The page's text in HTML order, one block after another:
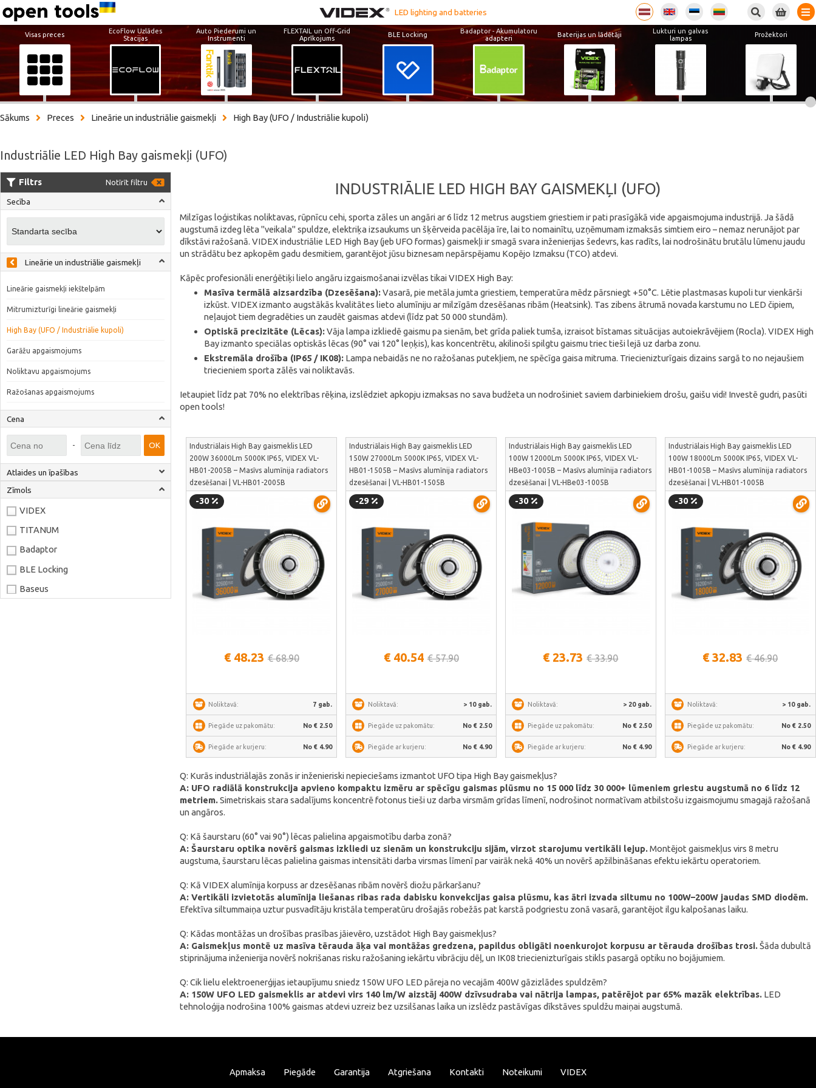
LED lighting and batteries
Visas preces
EcoFlow Uzlādes
Stacijas
Auto Piederumi un
Instrumenti
FLEXTAIL un Off-Grid
Aprīkojums
BLE Locking
Badaptor - Akumulatoru
adapteri
Baterijas un lādētāji
Lukturi un galvas
lampas
Prožektori
Sākums Preces Lineārie un industriālie gaismekļi High Bay (UFO / Industriālie kupoli)
Industriālie LED High Bay gaismekļi (UFO)
Filtrs Notīrīt filtru
Secība
Lineārie un industriālie gaismekļi
Lineārie gaismekļi iekštelpām
Mitrumizturīgi lineārie gaismekļi
High Bay (UFO / Industriālie kupoli)
Garāžu apgaismojums
Noliktavu apgaismojums
Ražošanas apgaismojums
Cena
- OK
Atlaides un īpašības
Zīmols
VIDEX
TITANUM
Badaptor
BLE Locking
Baseus
Ancel
INDUSTRIĀLIE LED HIGH BAY GAISMEKĻI (UFO)
Milzīgas loģistikas noliktavas, rūpnīcu cehi, sporta zāles un angāri ar 6 līdz 12 metrus augstiem griestiem ir pati prasīgākā vide apgaismojuma industrijā. Ja šādā
augstumā izdeg lēta "veikala" spuldze, elektriķa izsaukums un šķērveida pacēlāja īre, lai to nomainītu, uzņēmumam izmaksās simtiem eiro – nemaz nerunājot par
dīkstāvi ražošanā. VIDEX industriālie LED High Bay (jeb UFO formas) gaismekļi ir smagā svara inženierijas šedevrs, kas radīts, lai nodrošinātu brutālu lūmenu jaudu
un strādātu bez apkopēm gadu desmitiem, garantējot jūsu biznesam nepārspējamu Kopējo Izmaksu (TCO) atdevi.
Kāpēc profesionāli enerģētiķi lielo angāru izgaismošanai izvēlas tikai VIDEX High Bay:
Masīva termālā aizsardzība (Dzesēšana):Vasarā, pie metāla jumta griestiem, temperatūra mēdz pārsniegt +50°C. Lētie plastmasas kupoli tur vienkārši
izkūst. VIDEX izmanto augstākās kvalitātes lieto alumīniju ar milzīgām dzesēšanas ribām (Heatsink). Tas zibens ātrumā novada karstumu no LED čipiem,
neļaujot tiem degradēties un zaudēt gaismas atdevi (līdz pat 50 000 stundām).
Optiskā precizitāte (Lēcas):Vāja lampa izkliedē gaismu pa sienām, bet grīda paliek tumša, izraisot bīstamas situācijas autoiekrāvējiem (Rocla). VIDEX High
Bay izmanto speciālas optiskās lēcas (90° vai 120° leņķis), kas koncentrētu, akilinoši spilgtu gaismu triec tieši lejā uz darba zonu.
Ekstremāla drošība (IP65 / IK08):Lampa nebaidās ne no ražošanas putekļiem, ne spēcīga gaisa mitruma. Triecienizturīgais dizains sargā to no nejaušiem
triecieniem sporta zālēs vai noliktavās.
Ietaupiet līdz pat 70% no elektrības rēķina, izslēdziet apkopju izmaksas no sava budžeta un nodrošiniet saviem darbiniekiem drošu, gaišu vidi! Investē gudri, pasūti
open tools!
Industriālais High Bay gaismeklis LED
200W 36000Lm 5000K IP65, VIDEX VL-
HB01-2005B – Masīvs alumīnija radiators
dzesēšanai | VL-HB01-2005B
-30
€ 48.23 € 68.90
Noliktavā: 7 gab.
Piegāde uz pakomātu: No € 2.50
Piegāde ar kurjeru: No € 4.90
Industriālais High Bay gaismeklis LED
150W 27000Lm 5000K IP65, VIDEX VL-
HB01-1505B – Masīvs alumīnija radiators
dzesēšanai | VL-HB01-1505B
-29
€ 40.54 € 57.90
Noliktavā: > 10 gab.
Piegāde uz pakomātu: No € 2.50
Piegāde ar kurjeru: No € 4.90
Industriālais High Bay gaismeklis LED
100W 12000Lm 5000K IP65, VIDEX VL-
HBe03-1005B – Masīvs alumīnija radiators
dzesēšanai | VL-HBe03-1005B
-30
€ 23.73 € 33.90
Noliktavā: > 20 gab.
Piegāde uz pakomātu: No € 2.50
Piegāde ar kurjeru: No € 4.90
Industriālais High Bay gaismeklis LED
100W 18000Lm 5000K IP65, VIDEX VL-
HB01-1005B – Masīvs alumīnija radiators
dzesēšanai | VL-HB01-1005B
-30
€ 32.83 € 46.90
Noliktavā: > 10 gab.
Piegāde uz pakomātu: No € 2.50
Piegāde ar kurjeru: No € 4.90
Q: Kurās industriālajās zonās ir inženieriski nepieciešams izmantot UFO tipa High Bay gaismekļus?
A: UFO radiālā konstrukcija apvieno kompaktu izmēru ar spēcīgu gaismas plūsmu no 15 000 līdz 30 000+ lūmeniem griestu augstumā no 6 līdz 12
metriem.Simetriskais stara sadalījums koncentrē fotonus tieši uz darba virsmām grīdas līmenī, nodrošinot normatīvam atbilstošu izgaismojumu smagajā ražošanā
un angāros.
Q: Kā šaurstaru (60° vai 90°) lēcas palielina apgaismotību darba zonā?
A: Šaurstaru optika novērš gaismas izkliedi uz sienām un konstrukciju sijām, virzot starojumu vertikāli lejup.Montējot gaismekļus virs 8 metru
augstuma, šaurstaru lēcas palielina gaismas intensitāti darba virsmas līmenī par vairāk nekā 40% un novērš apžilbināšanas efektu iekārtu operatoriem.
Q: Kā VIDEX alumīnija korpuss ar dzesēšanas ribām novērš diožu pārkaršanu?
A: Vertikāli izvietotās alumīnija liešanas ribas rada dabisku konvekcijas gaisa plūsmu, kas ātri izvada siltumu no 100W–200W jaudas SMD diodēm.
Efektīva siltummaiņa uztur pusvadītāju kristāla temperatūru drošajās robežās pat karstā podgriestu zonā vasarā, garantējot ilgu kalpošanas laiku.
Q: Kādas montāžas un drošības prasības jāievēro, uzstādot High Bay gaismekļus?
A: Gaismekļus montē uz masīva tērauda āķa vai montāžas gredzena, papildus obligāti noenkurojot korpusu ar tērauda drošības trosi.Šāda dubultā
stiprinājuma inženierija novērš nokrišanas risku ražošaning iekārtu vibrāciju dēļ, un IK08 triecienizturīgais stikls pasargā optiku no bojājumiem.
Q: Cik lielu elektroenerģijas ietaupījumu sniedz 150W UFO LED pāreja no vecajām 400W gāzizlādes spuldzēm?
A: 150W UFO LED gaismeklis ar atdevi virs 140 lm/W aizstāj 400W dzīvsudraba vai nātrija lampas, patērējot par 65% mazāk elektrības.LED
tehnoloģija nodrošina 100% gaismas atdevi uzreiz bez uzsilšanas laika un izslēdz pastāvīgas dīkstāves spuldžu maiņai augstumā.
Apmaksa Piegāde Garantija Atgriešana Kontakti Noteikumi VIDEX